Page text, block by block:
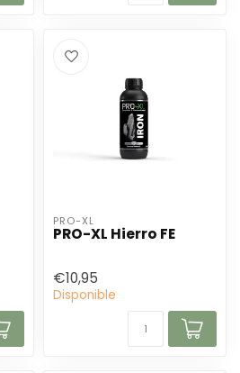
PRO-XL
PRO-XL Hierro FE
€10,95
Disponible